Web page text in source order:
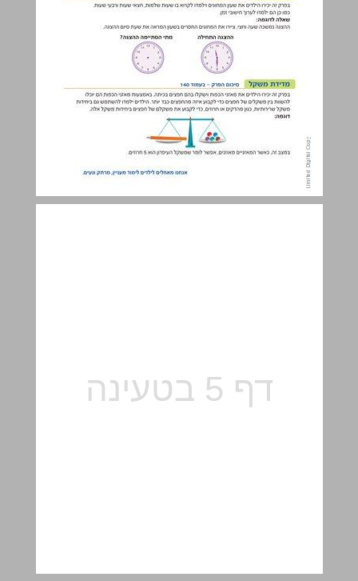
גּוּפִים ... 5
א אֵילוּ צוּרוֹת רוֹאִים? ... 6